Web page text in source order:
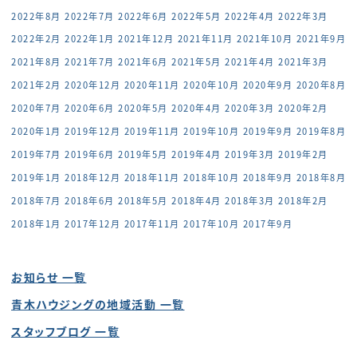
2022年8月 2022年7月 2022年6月 2022年5月 2022年4月 2022年3月
2022年2月 2022年1月 2021年12月 2021年11月 2021年10月 2021年9月
2021年8月 2021年7月 2021年6月 2021年5月 2021年4月 2021年3月
2021年2月 2020年12月 2020年11月 2020年10月 2020年9月 2020年8月
2020年7月 2020年6月 2020年5月 2020年4月 2020年3月 2020年2月
2020年1月 2019年12月 2019年11月 2019年10月 2019年9月 2019年8月
2019年7月 2019年6月 2019年5月 2019年4月 2019年3月 2019年2月
2019年1月 2018年12月 2018年11月 2018年10月 2018年9月 2018年8月
2018年7月 2018年6月 2018年5月 2018年4月 2018年3月 2018年2月
2018年1月 2017年12月 2017年11月 2017年10月 2017年9月
お知らせ 一覧
青木ハウジングの地域活動 一覧
スタッフブログ 一覧